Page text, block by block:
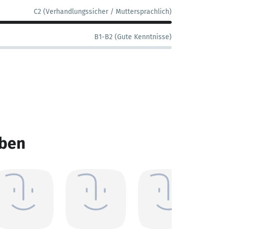
C2 (Verhandlungssicher / Muttersprachlich)
B1-B2 (Gute Kenntnisse)